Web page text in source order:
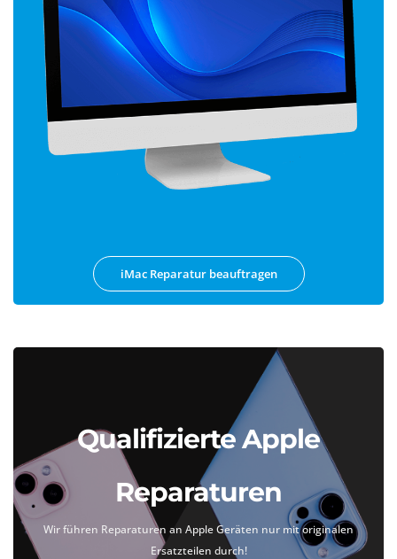
iMac Reparatur beauftragen
Qualifizierte Apple
Reparaturen
Wir führen Reparaturen an Apple Geräten nur mit originalen
Ersatzteilen durch!